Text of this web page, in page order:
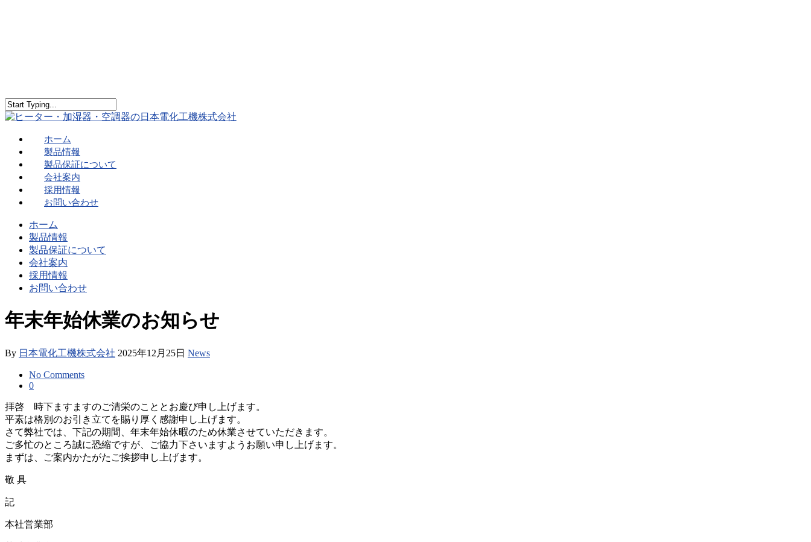
ホーム
製品情報
製品保証について
会社案内
採用情報
お問い合わせ
ホーム
製品情報
製品保証について
会社案内
採用情報
お問い合わせ
年末年始休業のお知らせ
By 日本電化工機株式会社 2025年12月25日 News
No Comments
0
拝啓 時下ますますのご清栄のこととお慶び申し上げます。
平素は格別のお引き立てを賜り厚く感謝申し上げます。
さて弊社では、下記の期間、年末年始休暇のため休業させていただきます。
ご多忙のところ誠に恐縮ですが、ご協力下さいますようお願い申し上げます。
まずは、ご案内かたがたご挨拶申し上げます。
敬 具
記
本社営業部